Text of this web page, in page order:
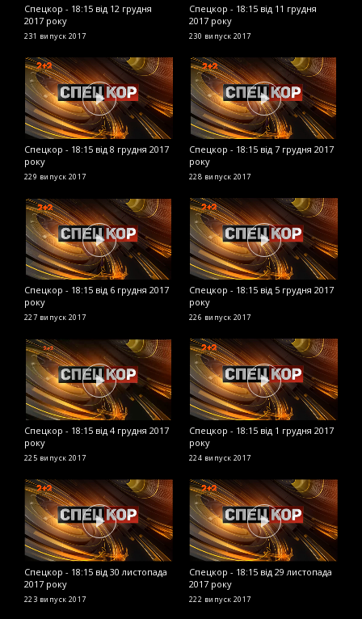
Спецкор - 18:15 від 12 грудня
2017 року
231 випуск 2017
Спецкор - 18:15 від 11 грудня
2017 року
230 випуск 2017
Спецкор - 18:15 від 8 грудня 2017
року
229 випуск 2017
Спецкор - 18:15 від 7 грудня 2017
року
228 випуск 2017
Спецкор - 18:15 від 6 грудня 2017
року
227 випуск 2017
Спецкор - 18:15 від 5 грудня 2017
року
226 випуск 2017
Спецкор - 18:15 від 4 грудня 2017
року
225 випуск 2017
Спецкор - 18:15 від 1 грудня 2017
року
224 випуск 2017
Спецкор - 18:15 від 30 листопада
2017 року
223 випуск 2017
Спецкор - 18:15 від 29 листопада
2017 року
222 випуск 2017